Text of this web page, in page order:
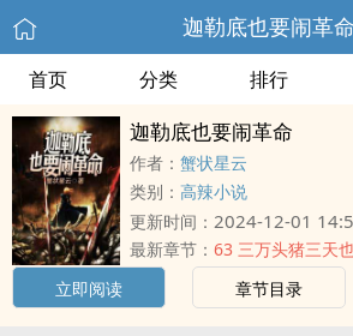
迦勒底也要闹革命
首页 分类 排行
迦勒底也要闹革命
作者： 蟹状星云
类别： 高辣小说
更新时间： 2024-12-01
最新章节： 63 三万头猪三天
立即阅读
章节目录